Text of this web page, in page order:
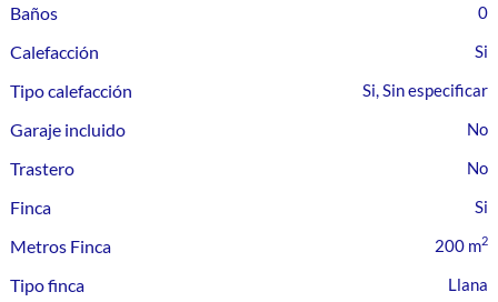
Baños 0
Calefacción
Tipo calefacción
Si, Sin especificar
Garaje incluido
Trastero
Finca
Metros Finca
200 m2
Tipo finca Llana